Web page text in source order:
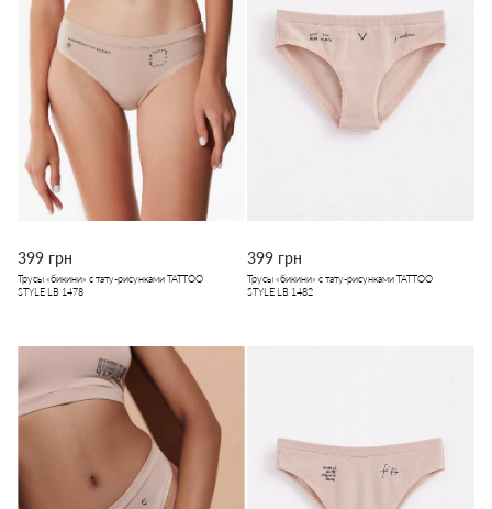
399 грн
Трусы «бикини» с тату-рисунками TATTOO
STYLE LB 1478
399 грн
Трусы «бикини» с тату-рисунками TATTOO
STYLE LB 1482